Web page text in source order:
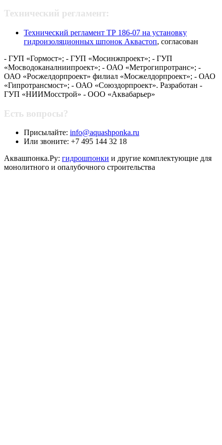
Технический регламент:
Технический регламент ТР 186-07 на установку
гидроизоляционных шпонок Аквастоп, согласован
- ГУП «Гормост»; - ГУП «Мосинжпроект»; - ГУП
«Мосводоканалниипроект»; - ОАО «Метрогипротранс»; -
ОАО «Росжелдорпроект» филиал «Мосжелдорпроект»; - ОАО
«Гипротрансмост»; - ОАО «Союздорпроект». Разработан -
ГУП «НИИМосстрой» - ООО «Аквабарьер»
Есть вопросы?
Присылайте: info@aquashponka.ru
Или звоните: +7 495 144 32 18
Аквашпонка.Ру: гидрошпонки и другие комплектующие для
монолитного и опалубочного строительства